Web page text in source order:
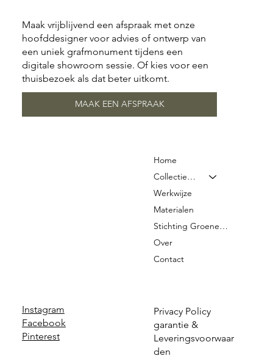
Instagram
Facebook
Pinterest
Privacy Policy
garantie &
Leveringsvoorwaar
den
Home
Collectie & Prijzen
Werkwijze
Materialen
Stichting Groene Graven
Over
Contact
Maak vrijblijvend een afspraak met onze
hoofddesigner voor advies of ontwerp van
een uniek grafmonument tijdens een
digitale showroom sessie. Of kies voor een
thuisbezoek als dat beter uitkomt.
MAAK EEN AFSPRAAK